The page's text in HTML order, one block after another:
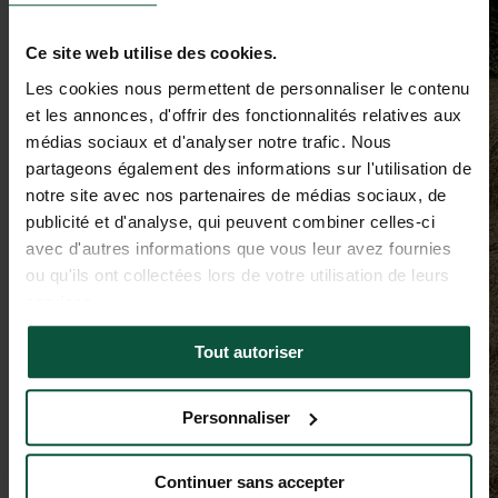
Ce site web utilise des cookies.
Les cookies nous permettent de personnaliser le contenu
et les annonces, d'offrir des fonctionnalités relatives aux
médias sociaux et d'analyser notre trafic. Nous
partageons également des informations sur l'utilisation de
notre site avec nos partenaires de médias sociaux, de
publicité et d'analyse, qui peuvent combiner celles-ci
avec d'autres informations que vous leur avez fournies
ou qu'ils ont collectées lors de votre utilisation de leurs
Tout autoriser
Personnaliser
Continuer sans accepter